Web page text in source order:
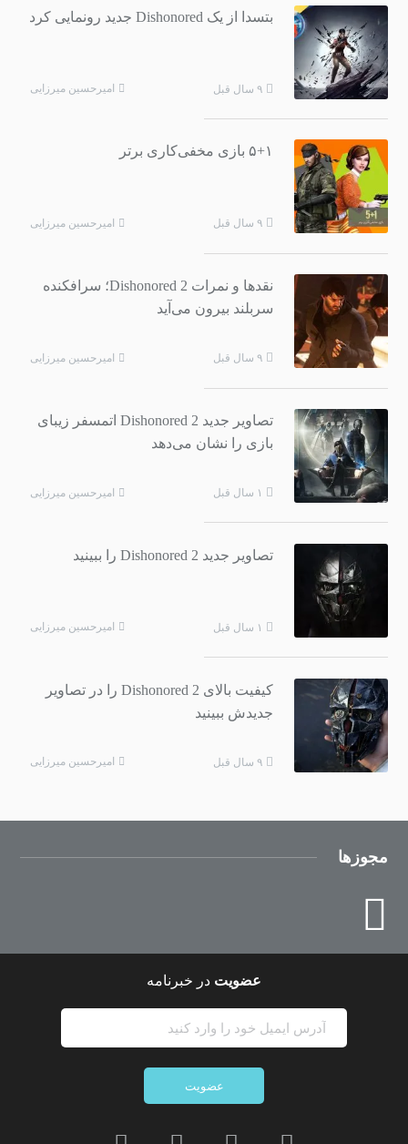
بتسدا از یک Dishonored جدید رونمایی کرد
۹ سال قبل امیرحسین میرزایی
۵+۱ بازی مخفی‌کاری برتر
۹ سال قبل امیرحسین میرزایی
نقدها و نمرات Dishonored 2؛ سرافکنده
سربلند بیرون می‌آید
۹ سال قبل امیرحسین میرزایی
تصاویر جدید Dishonored 2 اتمسفر زیبای
بازی را نشان می‌دهد
۱ سال قبل امیرحسین میرزایی
تصاویر جدید Dishonored 2 را ببینید
۱ سال قبل امیرحسین میرزایی
کیفیت بالای Dishonored 2 را در تصاویر
جدیدش ببینید
۹ سال قبل امیرحسین میرزایی
مجوزها
عضویت در خبرنامه
عضویت